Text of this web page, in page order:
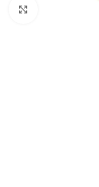
Kliknij aby